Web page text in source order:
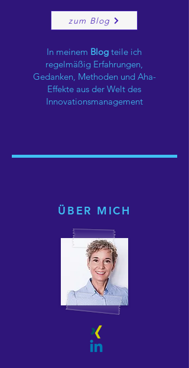
zum Blog
In meinem Blog teile ich
regelmäßig Erfahrungen,
Gedanken, Methoden und Aha-
Effekte aus der Welt des
Innovationsmanagement
ÜBER MICH